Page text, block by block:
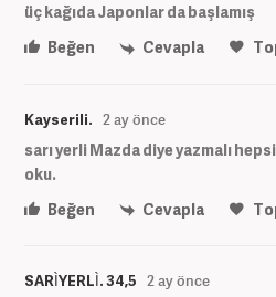
üç kağıda Japonlar da başlamış
Beğen
Cevapla
Kayserili. 2 ay önce
sarı yerli Mazda diye yazmalı
oku.
Beğen
Cevapla
SARÌYERLÌ. 34,5 2 ay önce